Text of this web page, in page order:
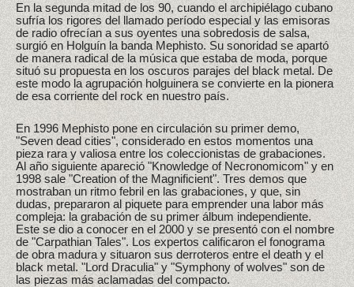
En la segunda mitad de los 90, cuando el archipiélago cubano
sufría los rigores del llamado período especial y las emisoras
de radio ofrecían a sus oyentes una sobredosis de salsa,
surgió en Holguín la banda Mephisto. Su sonoridad se apartó
de manera radical de la música que estaba de moda, porque
situó su propuesta en los oscuros parajes del black metal. De
este modo la agrupación holguinera se convierte en la pionera
de esa corriente del rock en nuestro país.
En 1996 Mephisto pone en circulación su primer demo,
"Seven dead cities", considerado en estos momentos una
pieza rara y valiosa entre los coleccionistas de grabaciones.
Al año siguiente apareció "Knowledge of Necronomicom" y en
1998 sale "Creation of the Magnificient". Tres demos que
mostraban un ritmo febril en las grabaciones, y que, sin
dudas, prepararon al piquete para emprender una labor más
compleja: la grabación de su primer álbum independiente.
Este se dio a conocer en el 2000 y se presentó con el nombre
de "Carpathian Tales". Los expertos calificaron el fonograma
de obra madura y situaron sus derroteros entre el death y el
black metal. "Lord Draculia" y "Symphony of wolves" son de
las piezas más aclamadas del compacto.